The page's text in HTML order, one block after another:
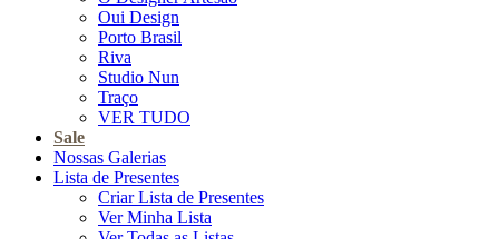
Oui Design
Porto Brasil
Riva
Studio Nun
Traço
VER TUDO
Sale
Nossas Galerias
Lista de Presentes
Criar Lista de Presentes
Ver Minha Lista